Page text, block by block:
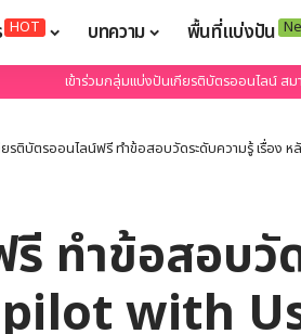
HOT บทความ พื้นที่แบ่งปัน
เข้าร่วมกลุ่มแบ่งปันเกียรติบัตรออนไลน์
ยรติบัตรออนไลน์ฟรี ทำข้อสอบวัดระดับความรู้ เรื่อ
ทำข้อสอบวั
with